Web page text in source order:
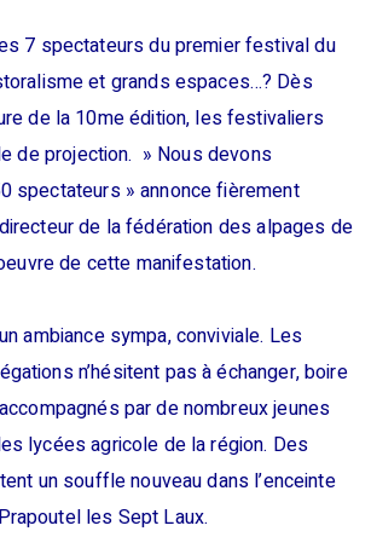
7 spectateurs du premier festival du
et grands espaces…? Dès
de la 10me édition, les festivaliers
de projection. » Nous devons
spectateurs » annonce fièrement
de la fédération des alpages de
de cette manifestation.
ambiance sympa, conviviale. Les
n’hésitent pas à échanger, boire
par de nombreux jeunes
lycées agricole de la région. Des
un souffle nouveau dans l’enceinte
les Sept Laux.